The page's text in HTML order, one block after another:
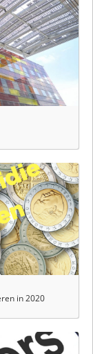
in 2020